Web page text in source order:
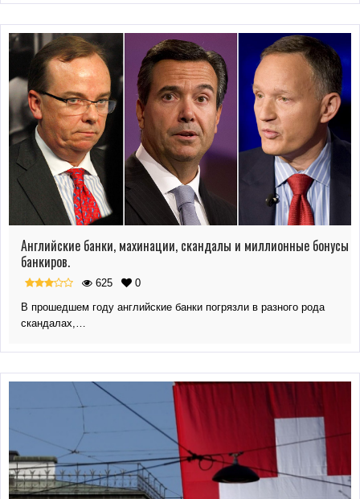
Английские банки, махинации, скандалы и миллионные бонусы
банкиров.
625
0
В прошедшем году английские банки погрязли в разного рода
скандалах,…